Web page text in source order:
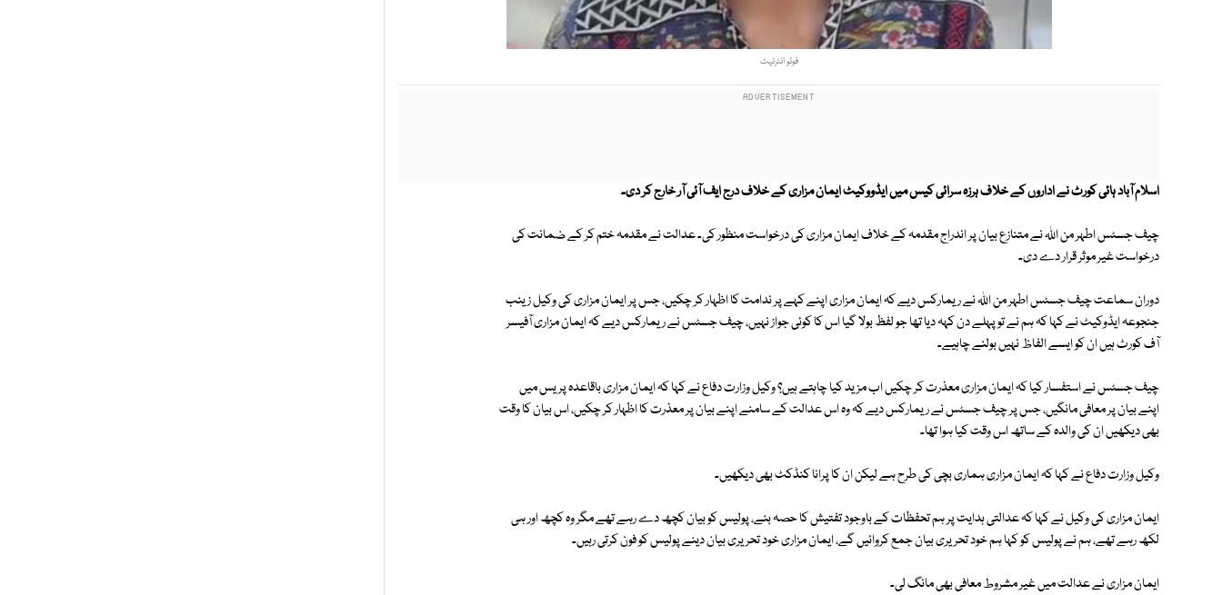
فوٹو انٹرنیٹ
اسلام آباد ہائی کورٹ نے اداروں کے خلاف ہرزہ سرائی کیس میں ایڈووکیٹ ایمان مزاری کے خلاف درج ایف آئی آر خارج کر دی۔
چیف جسٹس اطہر من اللہ نے متنازع بیان پر اندراج مقدمہ کے خلاف ایمان مزاری کی درخواست منظور کی۔ عدالت نے مقدمہ ختم کر کے ضمانت کی
درخواست غیر موثر قرار دے دی۔
دوران سماعت چیف جسٹس اطہر من اللہ نے ریمارکس دیے کہ ایمان مزاری اپنے کہے پر ندامت کا اظہار کر چکیں، جس پر ایمان مزاری کی وکیل زینب
جنجوعہ ایڈوکیٹ نے کہا کہ ہم نے تو پہلے دن کہہ دیا تھا جو لفظ بولا گیا اس کا کوئی جواز نہیں، چیف جسٹس نے ریمارکس دیے کہ ایمان مزاری آفیسر
آف کورٹ ہیں ان کو ایسے الفاظ نہیں بولنے چاہیے۔
چیف جسٹس نے استفسار کیا کہ ایمان مزاری معذرت کر چکیں اب مزید کیا چاہتے ہیں؟ وکیل وزارت دفاع نے کہا کہ ایمان مزاری باقاعدہ پریس میں
اپنے بیان پر معافی مانگیں، جس پر چیف جسٹس نے ریمارکس دیے کہ وہ اس عدالت کے سامنے اپنے بیان پر معذرت کا اظہار کر چکیں، اس بیان کا وقت
بھی دیکھیں ان کی والدہ کے ساتھ اس وقت کیا ہوا تھا۔
وکیل وزارت دفاع نے کہا کہ ایمان مزاری ہماری بچی کی طرح ہے لیکن ان کا پرانا کنڈکٹ بھی دیکھیں۔
ایمان مزاری کی وکیل نے کہا کہ عدالتی ہدایت پر ہم تحفظات کے باوجود تفتیش کا حصہ بنے، پولیس کو بیان کچھ دے رہے تھے مگر وہ کچھ اور ہی
لکھ رہے تھے، ہم نے پولیس کو کہا ہم خود تحریری بیان جمع کروائیں گے، ایمان مزاری خود تحریری بیان دینے پولیس کو فون کرتی رہیں۔
ایمان مزاری نے عدالت میں غیر مشروط معافی بھی مانگ لی۔